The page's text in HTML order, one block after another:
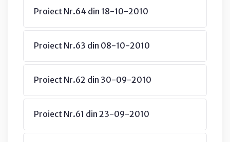
Proiect Nr.64 din 18-10-2010
Proiect Nr.63 din 08-10-2010
Proiect Nr.62 din 30-09-2010
Proiect Nr.61 din 23-09-2010